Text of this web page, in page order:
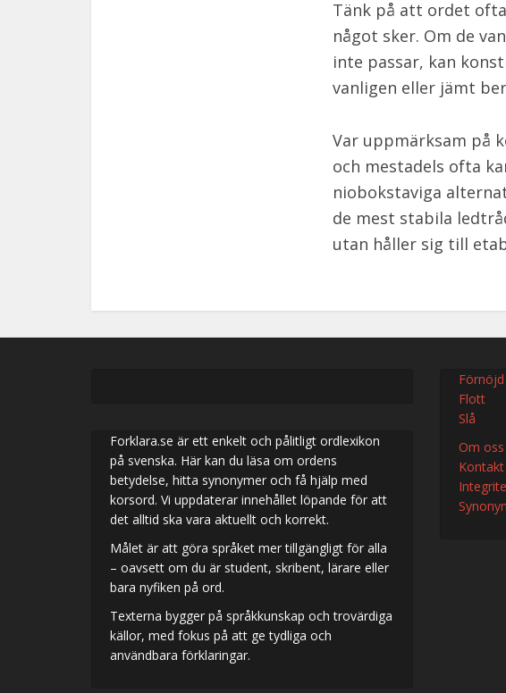
Tänk på att ordet
något sker. Om de
inte passar, kan
vanligen eller jämt
Var uppmärksam på
och mestadels ofta
niobokstaviga
de mest stabila
utan håller sig till
Forklara.se är ett enkelt och pålitligt ordlexikon
på svenska. Här kan du läsa om ordens
betydelse, hitta synonymer och få hjälp med
korsord. Vi uppdaterar innehållet löpande för att
det alltid ska vara aktuellt och korrekt.
Målet är att göra språket mer tillgängligt för alla
– oavsett om du är student, skribent, lärare eller
bara nyfiken på ord.
Texterna bygger på språkkunskap och trovärdiga
källor, med fokus på att ge tydliga och
användbara förklaringar.
Förnöjd
Flott
Slå
Om oss
Kontakt